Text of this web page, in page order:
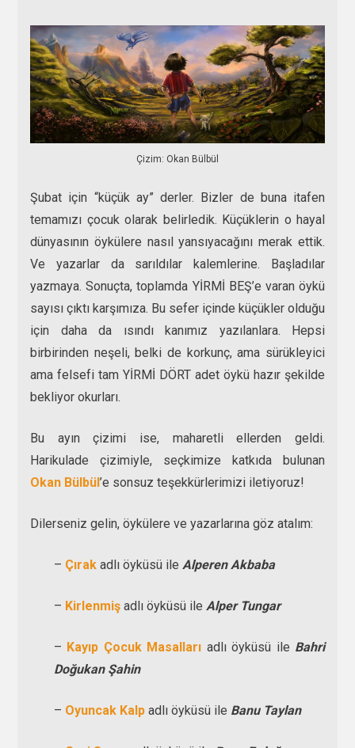
Çizim: Okan Bülbül
Şubat için “küçük ay” derler. Bizler de buna itafen
temamızı çocuk olarak belirledik. Küçüklerin o hayal
dünyasının öykülere nasıl yansıyacağını merak ettik.
Ve yazarlar da sarıldılar kalemlerine. Başladılar
yazmaya. Sonuçta, toplamda YİRMİ BEŞ’e varan öykü
sayısı çıktı karşımıza. Bu sefer içinde küçükler olduğu
için daha da ısındı kanımız yazılanlara. Hepsi
birbirinden neşeli, belki de korkunç, ama sürükleyici
ama felsefi tam YİRMİ DÖRT adet öykü hazır şekilde
bekliyor okurları.
Bu ayın çizimi ise, maharetli ellerden geldi.
Harikulade çizimiyle, seçkimize katkıda bulunan
Okan Bülbül’e sonsuz teşekkürlerimizi iletiyoruz!
Dilerseniz gelin, öykülere ve yazarlarına göz atalım:
– Çırak adlı öyküsü ile Alperen Akbaba
– Kirlenmiş adlı öyküsü ile Alper Tungar
– Kayıp Çocuk Masalları adlı öyküsü ile Bahri
Doğukan Şahin
– Oyuncak Kalp adlı öyküsü ile Banu Taylan